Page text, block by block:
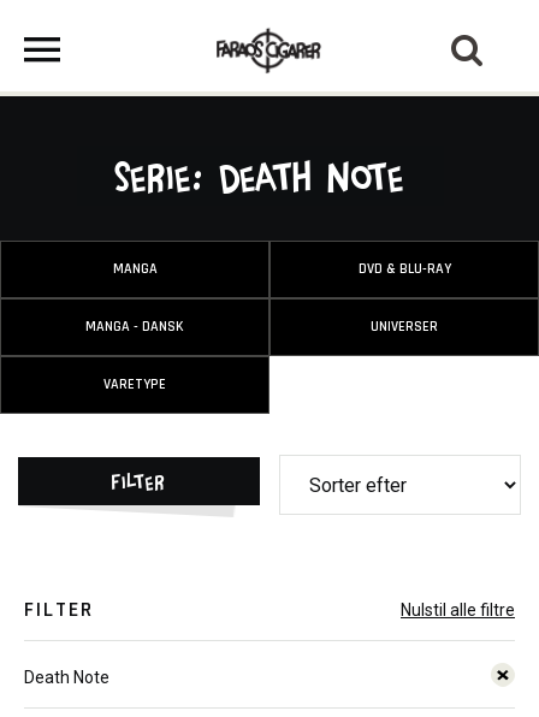
Serie: Death Note
MANGA DVD & BLU-RAY
MANGA - DANSK UNIVERSER
VARETYPE
Filter
FILTER Nulstil alle filtre
Death Note